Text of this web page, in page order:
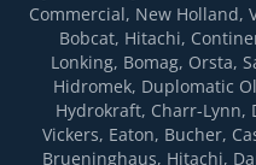
Commercial, New Holland,
Bobcat, Hitachi,
Lonking, Bomag, Orsta,
Hidromek, Duplomatic
Hydrokraft, Charr-Lynn,
Vickers, Eaton, Bucher,
Brueninghaus, Hitachi,